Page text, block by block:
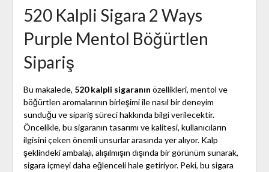
520 Kalpli Sigara 2 Ways
Purple Mentol Böğürtlen
Sipariş
Bu makalede, 520 kalpli sigaranın özellikleri, mentol ve
böğürtlen aromalarının birleşimi ile nasıl bir deneyim
sunduğu ve sipariş süreci hakkında bilgi verilecektir.
Öncelikle, bu sigaranın tasarımı ve kalitesi, kullanıcıların
ilgisini çeken önemli unsurlar arasında yer alıyor. Kalp
şeklindeki ambalajı, alışılmışın dışında bir görünüm sunarak,
sigara içmeyi daha eğlenceli hale getiriyor. Peki, bu sigara